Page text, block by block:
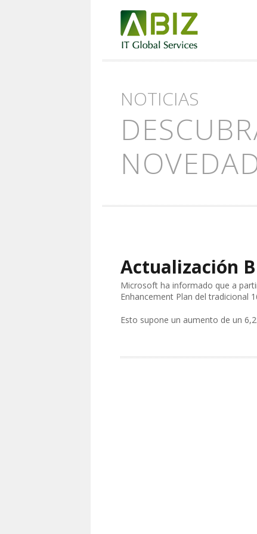
NOTICIAS
Actualización
Microsoft ha informado que a
Enhancement Plan del tradicional
Esto supone un aumento de un